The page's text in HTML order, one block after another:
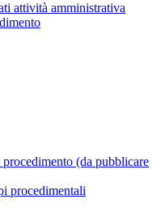
attività amministrativa
(da pubblicare
procedimentali